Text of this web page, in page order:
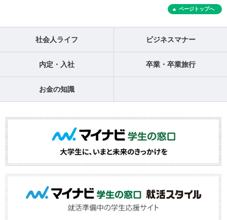
ページトップへ
社会人ライフ ビジネスマナー
内定・入社 卒業・卒業旅行
お金の知識